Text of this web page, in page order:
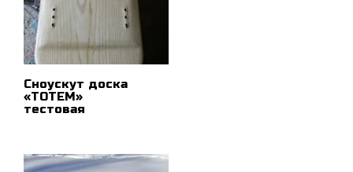
Сноускут доска
«ТОТЕМ»
тестовая
ПОДРОБНЕЕ